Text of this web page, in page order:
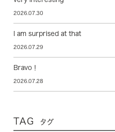
2026.07.30
I am surprised at that
2026.07.29
Bravo！
2026.07.28
TAG タグ